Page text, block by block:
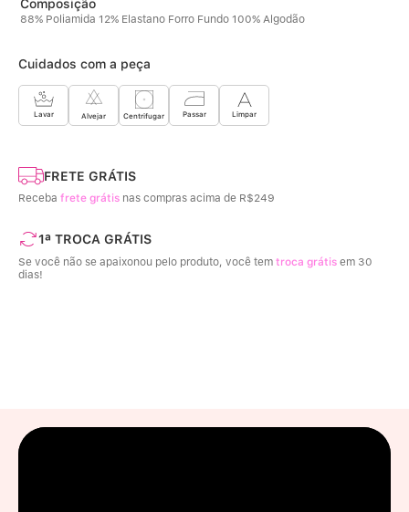
88% Poliamida 12% Elastano Forro Fundo 100% Algodão
Cuidados com a peça
Lavar Alvejar Centrifugar Passar Limpar
FRETE GRÁTIS
Receba frete grátis nas compras acima de R$249
1ª TROCA GRÁTIS
Se você não se apaixonou pelo produto, você tem troca grátis em 30
dias!